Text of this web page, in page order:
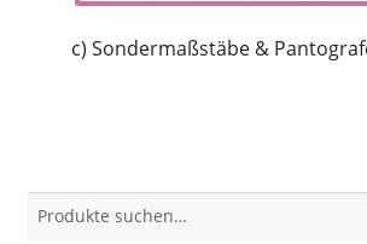
c) Sondermaßstäbe &
Suche